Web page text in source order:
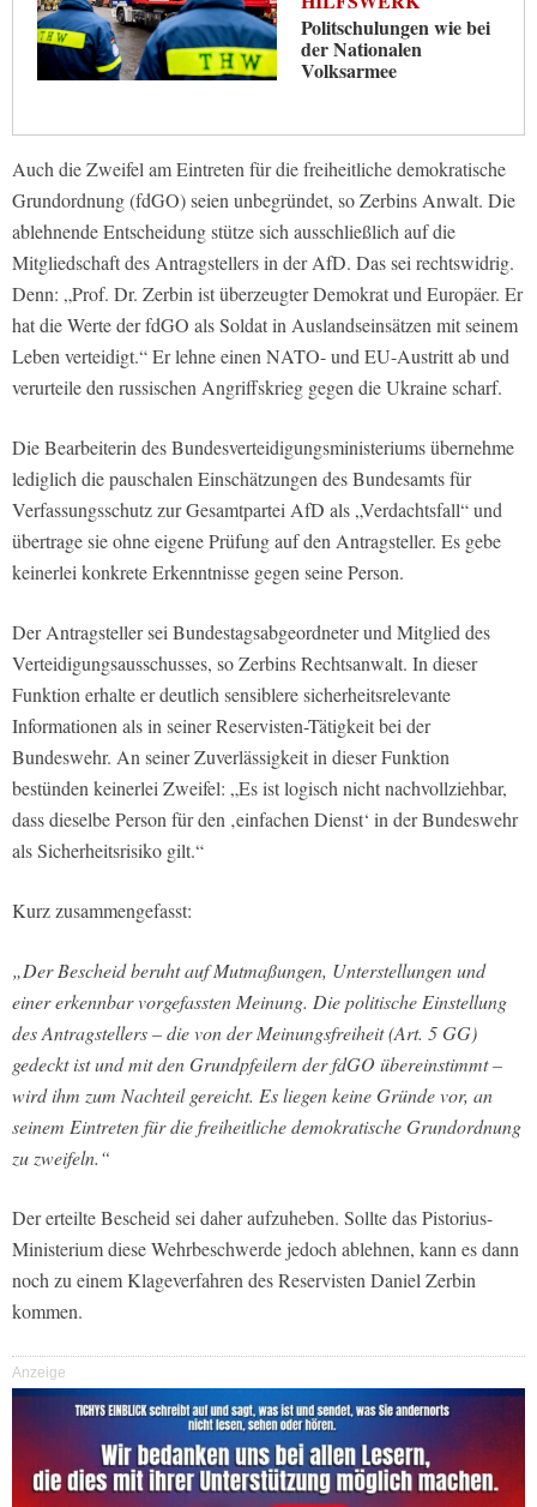
Politschulungen wie bei
der Nationalen
Volksarmee
Auch die Zweifel am Eintreten für die freiheitliche demokratische
Grundordnung (fdGO) seien unbegründet, so Zerbins Anwalt. Die
ablehnende Entscheidung stütze sich ausschließlich auf die
Mitgliedschaft des Antragstellers in der AfD. Das sei rechtswidrig.
Denn: „Prof. Dr. Zerbin ist überzeugter Demokrat und Europäer. Er
hat die Werte der fdGO als Soldat in Auslandseinsätzen mit seinem
Leben verteidigt.“ Er lehne einen NATO- und EU-Austritt ab und
verurteile den russischen Angriffskrieg gegen die Ukraine scharf.
Die Bearbeiterin des Bundesverteidigungsministeriums übernehme
lediglich die pauschalen Einschätzungen des Bundesamts für
Verfassungsschutz zur Gesamtpartei AfD als „Verdachtsfall“ und
übertrage sie ohne eigene Prüfung auf den Antragsteller. Es gebe
keinerlei konkrete Erkenntnisse gegen seine Person.
Der Antragsteller sei Bundestagsabgeordneter und Mitglied des
Verteidigungsausschusses, so Zerbins Rechtsanwalt. In dieser
Funktion erhalte er deutlich sensiblere sicherheitsrelevante
Informationen als in seiner Reservisten-Tätigkeit bei der
Bundeswehr. An seiner Zuverlässigkeit in dieser Funktion
bestünden keinerlei Zweifel: „Es ist logisch nicht nachvollziehbar,
dass dieselbe Person für den ‚einfachen Dienst‘ in der Bundeswehr
als Sicherheitsrisiko gilt.“
Kurz zusammengefasst:
„Der Bescheid beruht auf Mutmaßungen, Unterstellungen und
einer erkennbar vorgefassten Meinung. Die politische Einstellung
des Antragstellers – die von der Meinungsfreiheit (Art. 5 GG)
gedeckt ist und mit den Grundpfeilern der fdGO übereinstimmt –
wird ihm zum Nachteil gereicht. Es liegen keine Gründe vor, an
seinem Eintreten für die freiheitliche demokratische Grundordnung
zu zweifeln.“
Der erteilte Bescheid sei daher aufzuheben. Sollte das Pistorius-
Ministerium diese Wehrbeschwerde jedoch ablehnen, kann es dann
noch zu einem Klageverfahren des Reservisten Daniel Zerbin
kommen.
Anzeige